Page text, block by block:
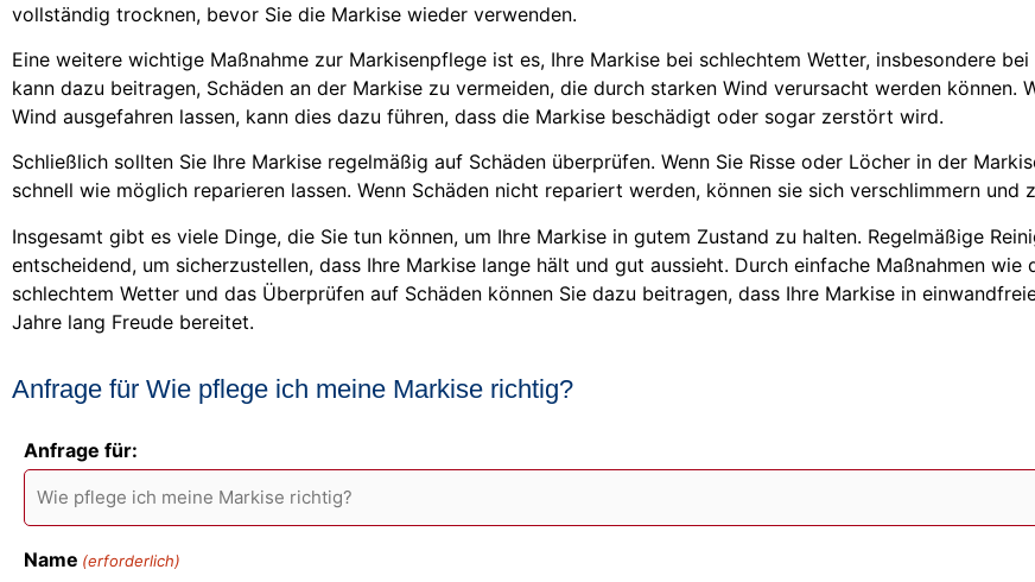
vollständig trocknen, bevor Sie die Markise wieder verwenden.
Eine weitere wichtige Maßnahme zur Markisenpflege ist es, Ihre Markise bei schlechtem Wetter, insbesondere
kann dazu beitragen, Schäden an der Markise zu vermeiden, die durch starken Wind verursacht werden können.
Wind ausgefahren lassen, kann dies dazu führen, dass die Markise beschädigt oder sogar zerstört wird.
Schließlich sollten Sie Ihre Markise regelmäßig auf Schäden überprüfen. Wenn Sie Risse oder Löcher in der
schnell wie möglich reparieren lassen. Wenn Schäden nicht repariert werden, können sie sich verschlimmern und
Insgesamt gibt es viele Dinge, die Sie tun können, um Ihre Markise in gutem Zustand zu halten. Regelmäßige
entscheidend, um sicherzustellen, dass Ihre Markise lange hält und gut aussieht. Durch einfache Maßnahmen wie
schlechtem Wetter und das Überprüfen auf Schäden können Sie dazu beitragen, dass Ihre Markise in
Jahre lang Freude bereitet.
Anfrage für Wie pflege ich meine Markise richtig?
Anfrage für:
Name (erforderlich)